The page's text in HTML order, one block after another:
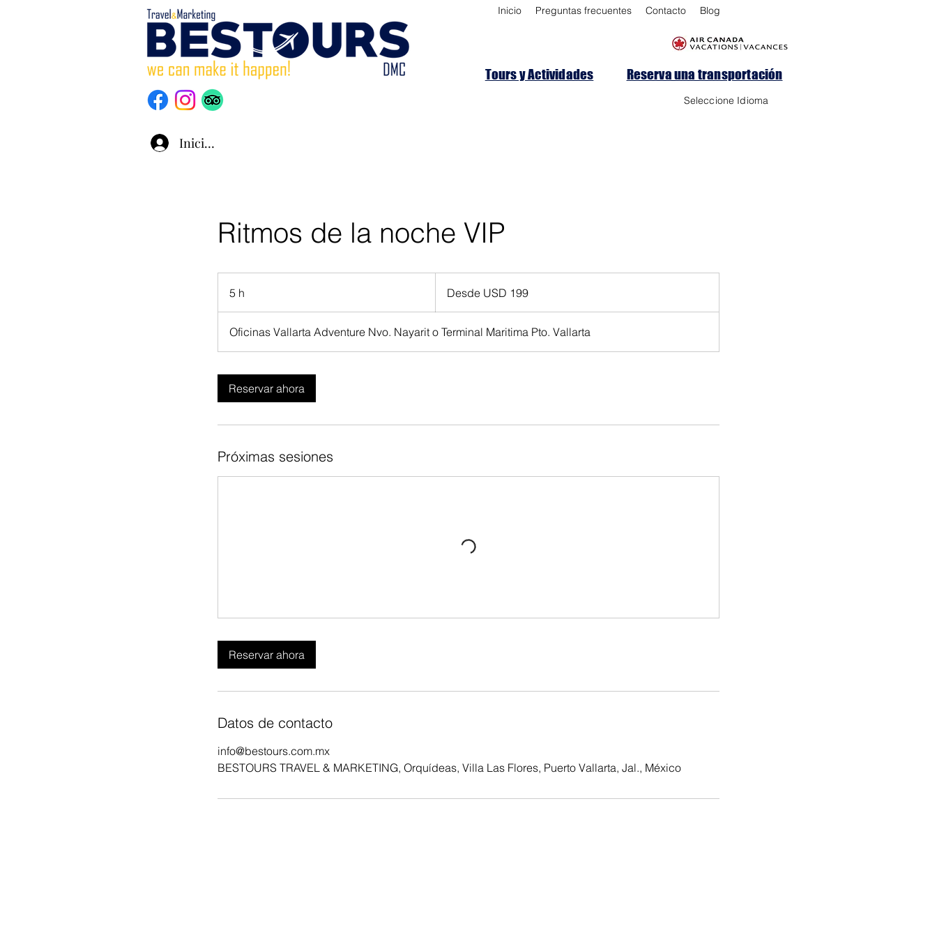
Inicio Preguntas frecuentes Contacto Blog
Reserva una transportación
Tours y Actividades
Iniciar sesión
Seleccione Idioma
Ritmos de la noche VIP
5 h
h
dólares
estadounidenses
Desde USD 199
Oficinas Vallarta Adventure Nvo. Nayarit o Terminal Maritima Pto. Vallarta
Reservar ahora
Próximas sesiones
Reservar ahora
Datos de contacto
info@bestours.com.mx
BESTOURS TRAVEL & MARKETING, Orquídeas, Villa Las Flores, Puerto Vallarta, Jal., México